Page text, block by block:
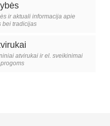
ir aktuali informacija apie
bei tradicijas
atvirukai ir el. sveikinimai